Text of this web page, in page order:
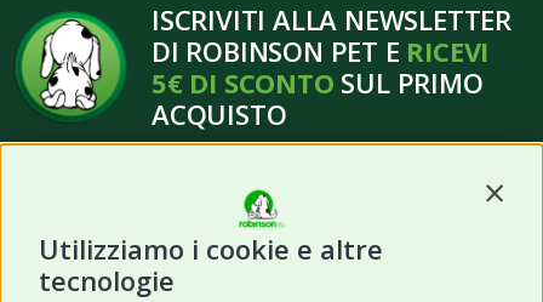
Utilizziamo i cookie e altre
tecnologie
ISCRIVITI ALLA NEWSLETTER
DI ROBINSON PET E RICEVI
5€ DI SCONTO SUL PRIMO
ACQUISTO